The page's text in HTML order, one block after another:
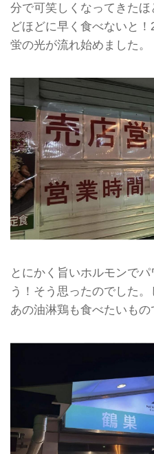
分で可笑しくなってきた
どほどに早く食べないと！
蛍の光が流れ始めました。
とにかく旨いホルモンで
う！そう思ったのでした
あの油淋鶏も食べたいもの